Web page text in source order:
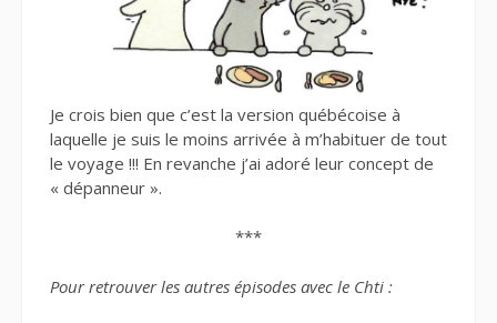
Je crois bien que c’est la version québécoise à
laquelle je suis le moins arrivée à m’habituer de tout
le voyage !!! En revanche j’ai adoré leur concept de
« dépanneur ».
***
Pour retrouver les autres épisodes avec le Chti :